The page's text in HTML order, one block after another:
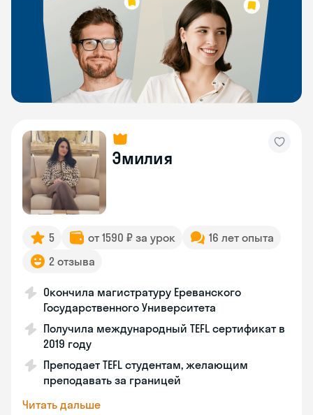
Эмилия
5 от 1590 ₽ за урок
16 лет опыта
2 отзыва
Окончила магистратуру Ереванского
Государственного Университета
Получила международный TEFL сертификат в
2019 году
Преподает TEFL студентам, желающим
преподавать за границей
Читать дальше